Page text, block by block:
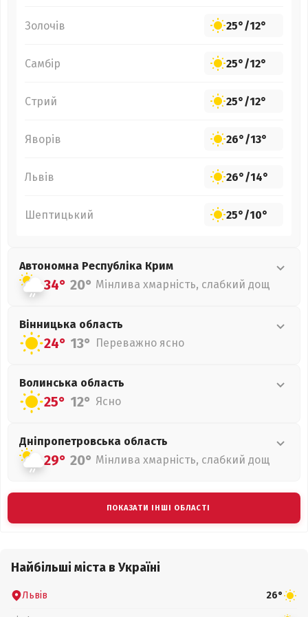
Золочів 25°/12°
Самбір 25°/12°
Стрий 25°/12°
Яворів 26°/13°
Львів 26°/14°
Шептицький 25°/10°
Автономна Республіка Крим
34° 20° Мінлива хмарність, слабкий дощ
Вінницька область
24° 13° Переважно ясно
Волинська область
25° 12° Ясно
Дніпропетровська область
29° 20° Мінлива хмарність, слабкий дощ
ПОКАЗАТИ ІНШІ ОБЛАСТІ
Найбільші міста в Україні
Львів 26°